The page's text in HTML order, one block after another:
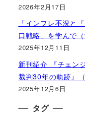
2026年2月17日
「インフレ不況と
口戦略」を学んで
2025年12月11日
新刊紹介 『チェン
裁判30年の軌跡』
2025年12月6日
タグ